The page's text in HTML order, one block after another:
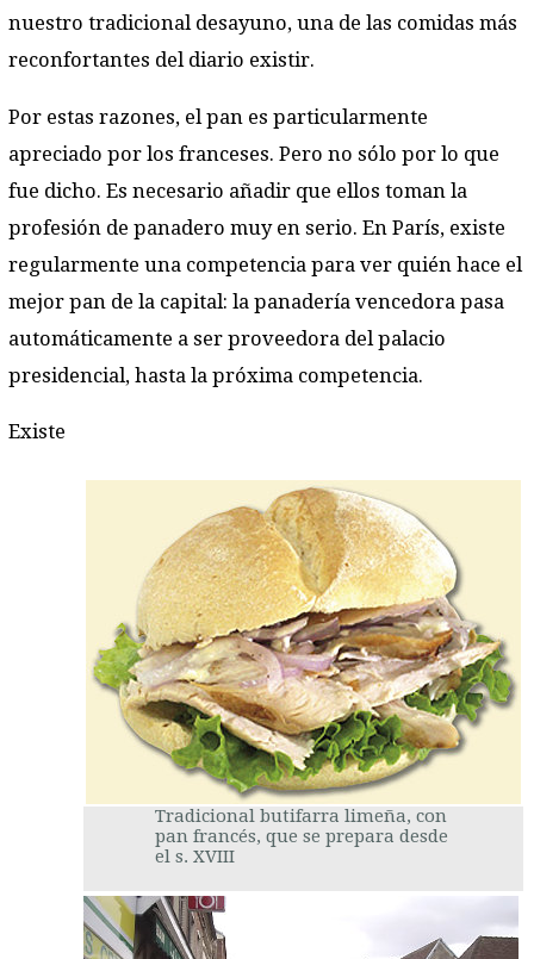
nuestro tradicional desayuno, una de las comidas más
reconfortantes del diario existir.
Por estas razones, el pan es particularmente
apreciado por los franceses. Pero no sólo por lo que
fue dicho. Es necesario añadir que ellos toman la
profesión de panadero muy en serio. En París, existe
regularmente una competencia para ver quién hace el
mejor pan de la capital: la panadería vencedora pasa
automáticamente a ser proveedora del palacio
presidencial, hasta la próxima competencia.
Tradicional butifarra limeña, con
pan francés, que se prepara desde
el s. XVIII
Existe